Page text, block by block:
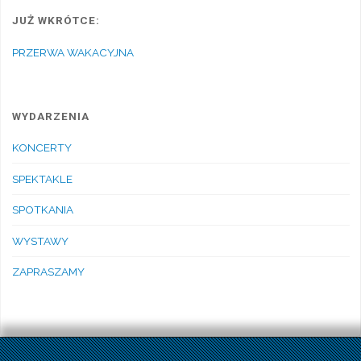
JUŻ WKRÓTCE:
PRZERWA WAKACYJNA
WYDARZENIA
KONCERTY
SPEKTAKLE
SPOTKANIA
WYSTAWY
ZAPRASZAMY